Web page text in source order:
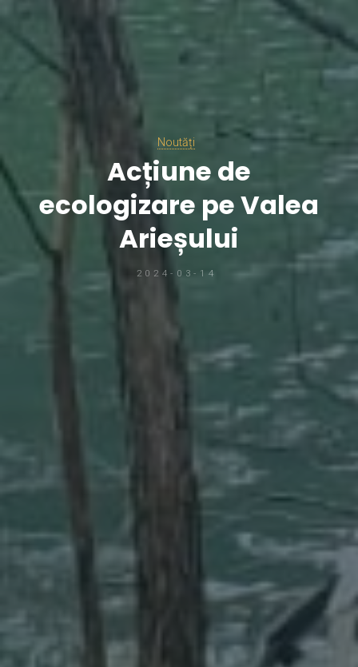
Noutăți
Acțiune de
ecologizare pe Valea
Arieșului
2024-03-14